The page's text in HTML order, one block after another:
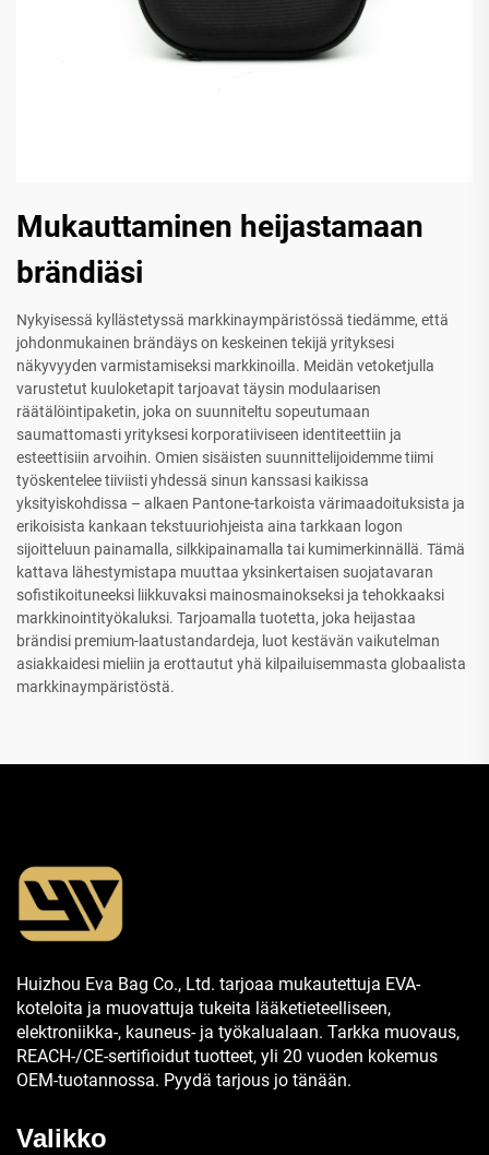
Mukauttaminen heijastamaan
brändiäsi
Nykyisessä kyllästetyssä markkinaympäristössä tiedämme, että
johdonmukainen brändäys on keskeinen tekijä yrityksesi
näkyvyyden varmistamiseksi markkinoilla. Meidän vetoketjulla
varustetut kuuloketapit tarjoavat täysin modulaarisen
räätälöintipaketin, joka on suunniteltu sopeutumaan
saumattomasti yrityksesi korporatiiviseen identiteettiin ja
esteettisiin arvoihin. Omien sisäisten suunnittelijoidemme tiimi
työskentelee tiiviisti yhdessä sinun kanssasi kaikissa
yksityiskohdissa – alkaen Pantone-tarkoista värimaadoituksista ja
erikoisista kankaan tekstuuriohjeista aina tarkkaan logon
sijoitteluun painamalla, silkkipainamalla tai kumimerkinnällä. Tämä
kattava lähestymistapa muuttaa yksinkertaisen suojatavaran
sofistikoituneeksi liikkuvaksi mainosmainokseksi ja tehokkaaksi
markkinointityökaluksi. Tarjoamalla tuotetta, joka heijastaa
brändisi premium-laatustandardeja, luot kestävän vaikutelman
asiakkaidesi mieliin ja erottautut yhä kilpailuisemmasta globaalista
markkinaympäristöstä.
Huizhou Eva Bag Co., Ltd. tarjoaa mukautettuja EVA-
koteloita ja muovattuja tukeita lääketieteelliseen,
elektroniikka-, kauneus- ja työkalualaan. Tarkka muovaus,
REACH-/CE-sertifioidut tuotteet, yli 20 vuoden kokemus
OEM-tuotannossa. Pyydä tarjous jo tänään.
Valikko